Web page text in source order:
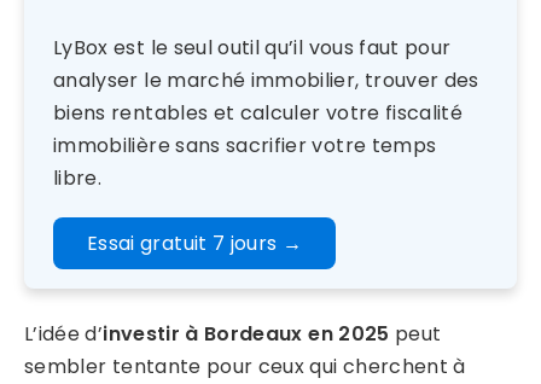
LyBox est le seul outil qu’il vous faut pour
analyser le marché immobilier, trouver des
biens rentables et calculer votre fiscalité
immobilière sans sacrifier votre temps
libre.
Essai gratuit 7 jours →
L’idée d’investir à Bordeaux en 2025 peut
sembler tentante pour ceux qui cherchent à